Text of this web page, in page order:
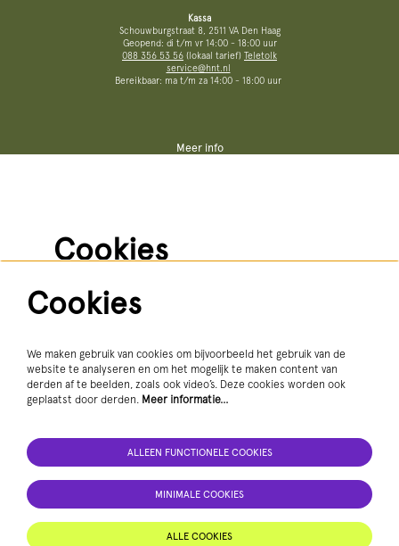
Cookies
We gebruiken diensten als Youtube en Vimeo voor video's
en andere media. Om deze te kunnen zien, moet je
ALLEEN FUNCTIONELE COOKIES
MINIMALE COOKIES
ALLE COOKIES
Kassa
Schouwburgstraat 8, 2511 VA Den Haag
Geopend: di t/m vr 14:00 - 18:00 uur
088 356 53 56 (lokaal tarief) Teletolk
service@hnt.nl
Bereikbaar: ma t/m za 14:00 - 18:00 uur
Meer info
AANMELDEN NIEUWSBRIEF
Cookies
We maken gebruik van cookies om bijvoorbeeld het gebruik van de
website te analyseren en om het mogelijk te maken content van
derden af te beelden, zoals ook video’s. Deze cookies worden ook
geplaatst door derden. Meer informatie…
ALLEEN FUNCTIONELE COOKIES
MINIMALE COOKIES
ALLE COOKIES